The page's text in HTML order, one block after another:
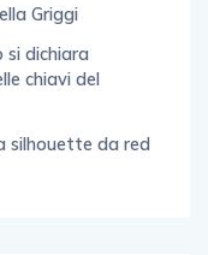
Griggi
si dichiara
chiavi del
silhouette da red